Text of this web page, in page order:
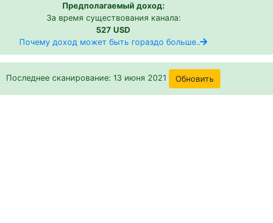
Предполагаемый доход:
За время существования канала:
527 USD
Почему доход может быть гораздо больше..
Последнее сканирование: 13 июня 2021 Обновить